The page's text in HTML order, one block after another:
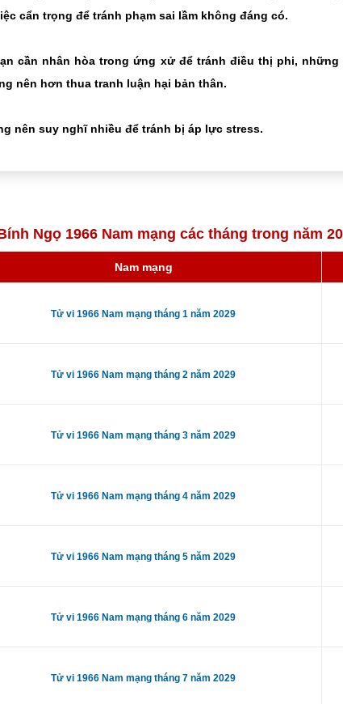
cẩn trọng để tránh phạm sai lầm không đáng có.
cần nhân hòa trong ứng xử để tránh điều thị phi,
nên hơn thua tranh luận hại bản thân.
nên suy nghĩ nhiều để tránh bị áp lực stress.
Ngọ 1966 Nam mạng các tháng trong năm
Nam mạng
Tử vi 1966 Nam mạng tháng 1 năm 2029
Tử vi 1966 Nam mạng tháng 2 năm 2029
Tử vi 1966 Nam mạng tháng 3 năm 2029
Tử vi 1966 Nam mạng tháng 4 năm 2029
Tử vi 1966 Nam mạng tháng 5 năm 2029
Tử vi 1966 Nam mạng tháng 6 năm 2029
Tử vi 1966 Nam mạng tháng 7 năm 2029